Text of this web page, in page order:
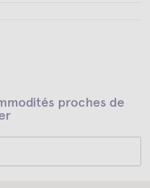
proches de